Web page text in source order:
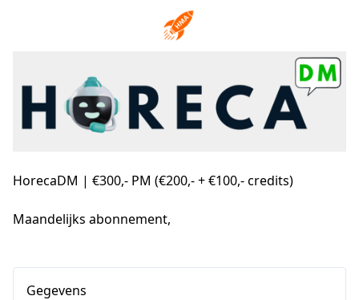
HorecaDM | €300,- PM (€200,- + €100,- credits)
Maandelijks abonnement,
Gegevens